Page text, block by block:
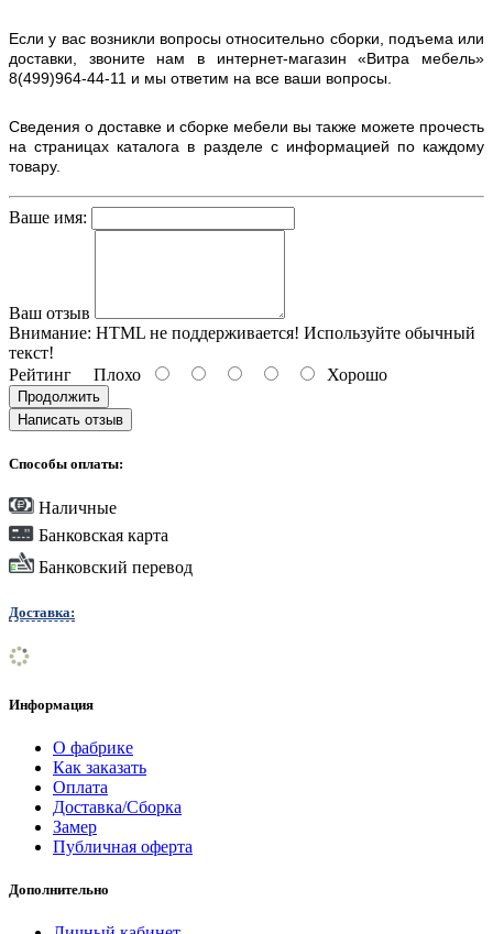
Если у вас возникли вопросы относительно сборки, подъема или
доставки, звоните нам в интернет-магазин «Витра мебель»
8(499)964-44-11 и мы ответим на все ваши вопросы.
Сведения о доставке и сборке мебели вы также можете прочесть
на страницах каталога в разделе с информацией по каждому
товару.
Ваше имя:
Ваш отзыв
Внимание: HTML не поддерживается! Используйте обычный
текст!
Рейтинг Плохо Хорошо
Продолжить
Написать отзыв
Способы оплаты:
Наличные
Банковская карта
Банковский перевод
Доставка:
Информация
О фабрике
Как заказать
Оплата
Доставка/Сборка
Замер
Публичная оферта
Дополнительно